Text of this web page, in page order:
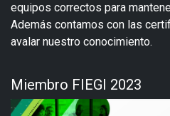
equipos correctos para
Además contamos con las
avalar nuestro conocimiento.
Miembro FIEGI 2023